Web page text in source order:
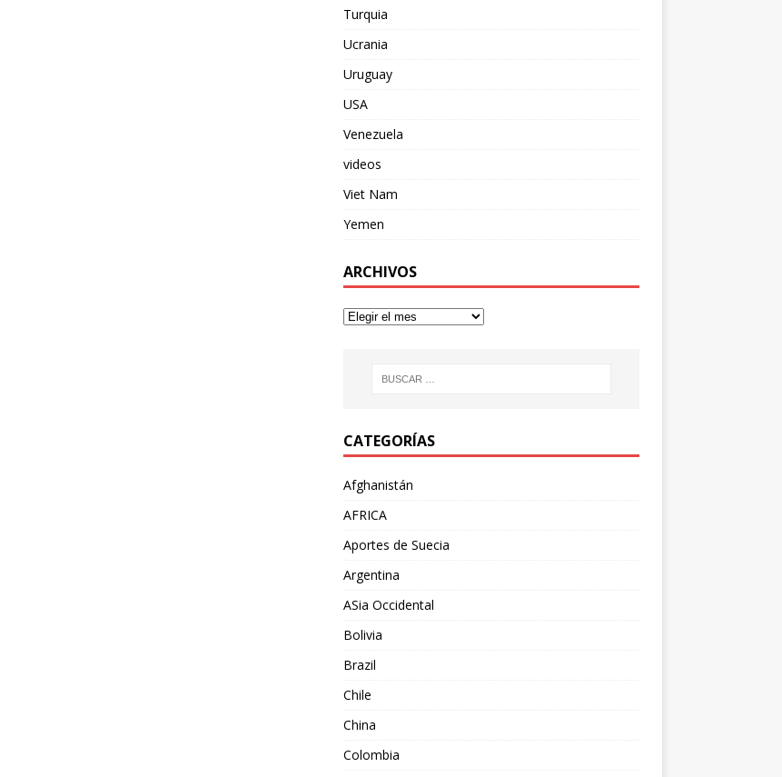
Turquia
Ucrania
Uruguay
USA
Venezuela
videos
Viet Nam
Yemen
ARCHIVOS
CATEGORÍAS
Afghanistán
AFRICA
Aportes de Suecia
Argentina
ASia Occidental
Bolivia
Brazil
Chile
China
Colombia